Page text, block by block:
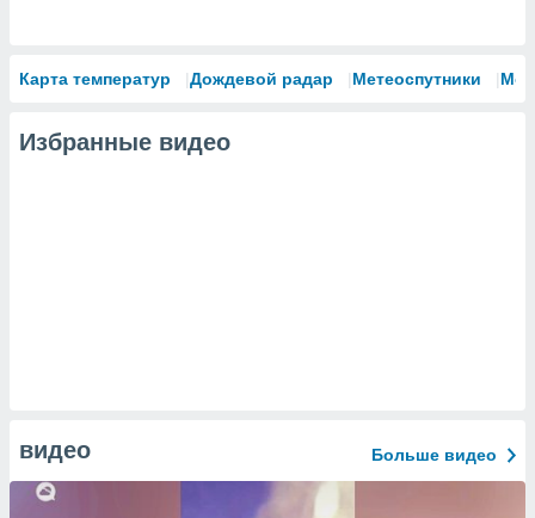
Карта температур Дождевой радар Метеоспутники
Избранные видео
видео Больше видео